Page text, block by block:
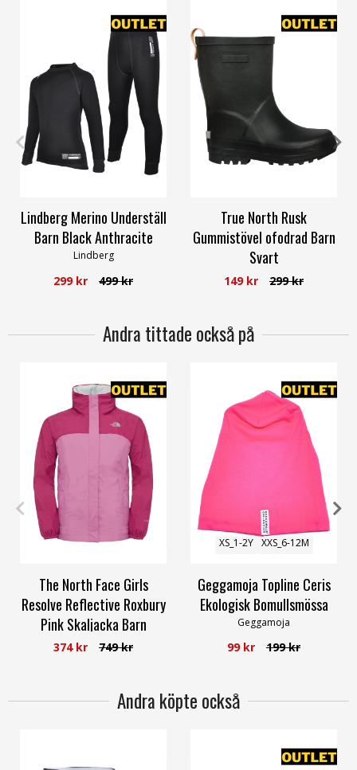
80
Lindberg Merino Underställ
Barn Black Anthracite
Lindberg
299 kr 499 kr
24 27 29 30
True North Rusk
Gummistövel ofodrad Barn
Svart
True North
149 kr 299 kr
Andra tittade också på
The North Face Girls
Resolve Reflective Roxbury
Pink Skaljacka Barn
The North Face
374 kr 749 kr
Baby_2-6M Mini_0-2M
S_2-4Y
XS_1-2Y
XXS_6-12M
Geggamoja Topline Ceris
Ekologisk Bomullsmössa
Geggamoja
99 kr 199 kr
Andra köpte också